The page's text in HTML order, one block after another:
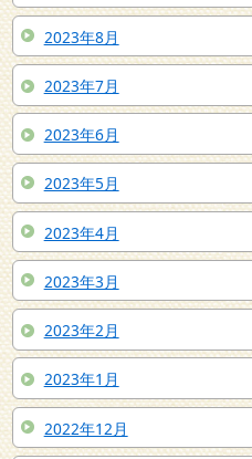
2023年8月
2023年7月
2023年6月
2023年5月
2023年4月
2023年3月
2023年2月
2023年1月
2022年12月